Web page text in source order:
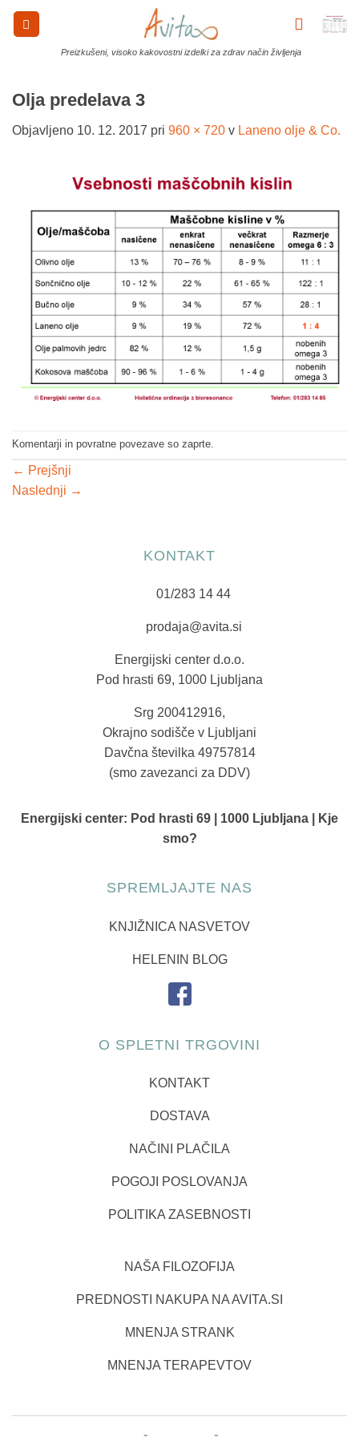
Skoči
Preizkušeni, visoko kakovostni izdelki za zdrav način življenja
Olja predelava 3
Objavljeno 10. 12. 2017 pri 960 × 720 v Laneno olje & Co.
Komentarji in povratne povezave so zaprte.
← Prejšnji
Naslednji →
KONTAKT
01/283 14 44
prodaja@avita.si
Energijski center d.o.o.
Pod hrasti 69, 1000 Ljubljana
Srg 200412916,
Okrajno sodišče v Ljubljani
Davčna številka 49757814
(smo zavezanci za DDV)
Energijski center: Pod hrasti 69 | 1000 Ljubljana | Kje
smo?
SPREMLJAJTE NAS
KNJIŽNICA NASVETOV
HELENIN BLOG
O SPLETNI TRGOVINI
KONTAKT
DOSTAVA
NAČINI PLAČILA
POGOJI POSLOVANJA
POLITIKA ZASEBNOSTI
NAŠA FILOZOFIJA
PREDNOSTI NAKUPA NA AVITA.SI
MNENJA STRANK
MNENJA TERAPEVTOV